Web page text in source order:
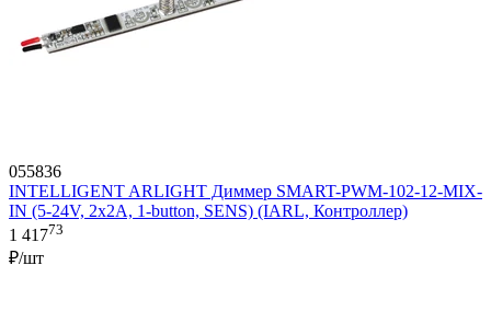
055836
INTELLIGENT ARLIGHT Диммер SMART-PWM-102-12-MIX-
IN (5-24V, 2x2A, 1-button, SENS) (IARL, Контроллер)
1 41773
₽/шт